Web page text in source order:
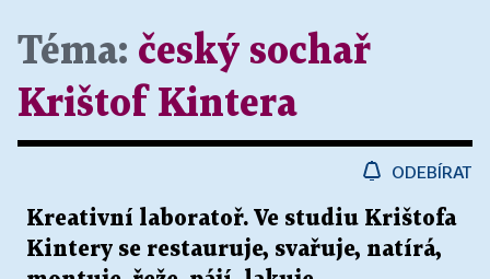
Téma: český sochař
Krištof Kintera
ODEBÍRAT
Kreativní laboratoř. Ve studiu Krištofa
Kintery se restauruje, svařuje, natírá,